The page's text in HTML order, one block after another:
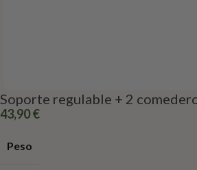
Soporte regulable + 2
43,90€
Peso